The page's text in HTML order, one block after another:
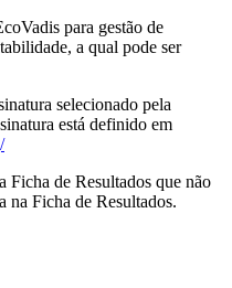
para gestão de
a qual pode ser
selecionado pela
está definido em
Ficha de Resultados que não
na Ficha de Resultados.